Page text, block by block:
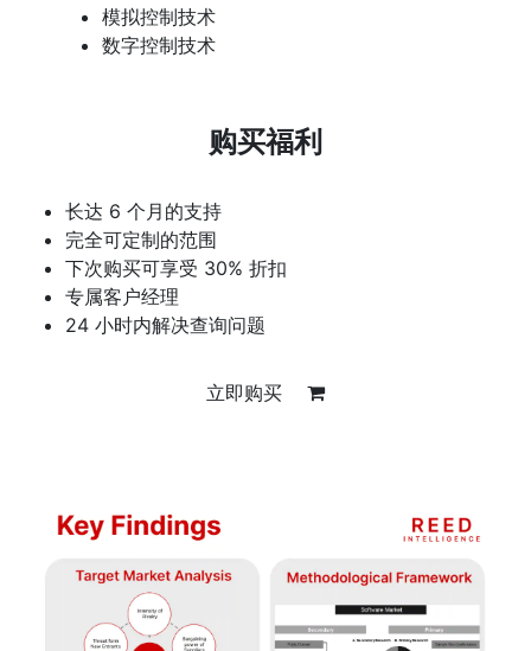
模拟控制技术
数字控制技术
购买福利
长达 6 个月的支持
完全可定制的范围
下次购买可享受 30% 折扣
专属客户经理
24 小时内解决查询问题
立即购买